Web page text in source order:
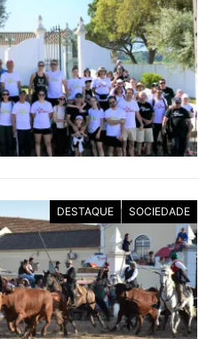
DESTAQUE SOCIEDADE